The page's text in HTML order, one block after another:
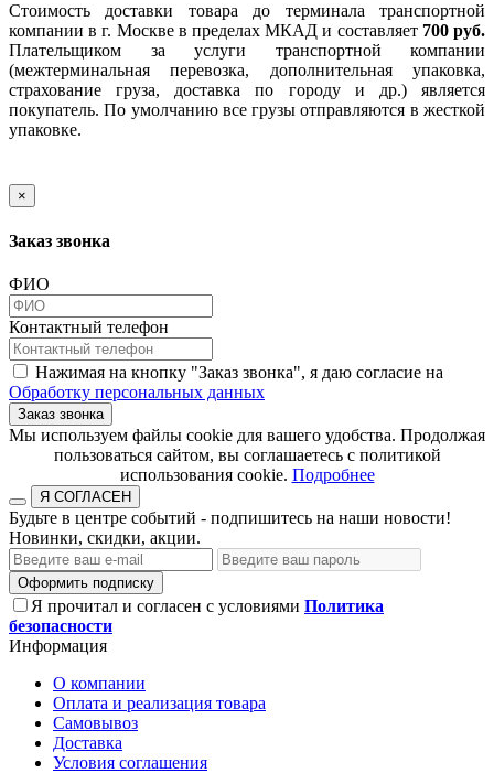
Стоимость доставки товара до терминала транспортной
компании в г. Москве в пределах МКАД и составляет 700 руб.
Плательщиком за услуги транспортной компании
(межтерминальная перевозка, дополнительная упаковка,
страхование груза, доставка по городу и др.) является
покупатель. По умолчанию все грузы отправляются в жесткой
упаковке.
×
Заказ звонка
ФИО
Контактный телефон
Нажимая на кнопку "Заказ звонка", я даю согласие на
Обработку персональных данных
Заказ звонка
​​​​​​​Мы используем файлы cookie для вашего удобства. Продолжая
пользоваться сайтом, вы соглашаетесь с политикой
использования cookie.​​​​​​​ Подробнее
Я СОГЛАСЕН
Будьте в центре событий - подпишитесь на наши новости!
Новинки, скидки, акции.
Оформить подписку
Я прочитал и согласен с условиями Политика
безопасности
Информация
О компании
Оплата и реализация товара
Самовывоз
Доставка
Условия соглашения